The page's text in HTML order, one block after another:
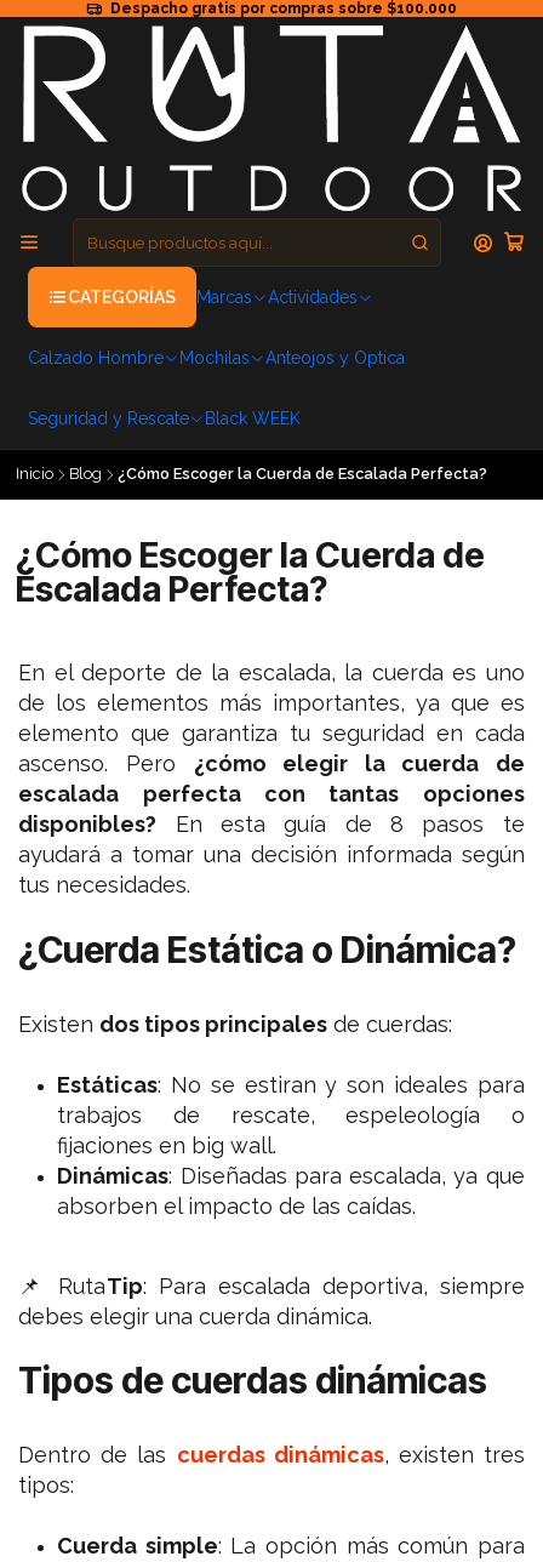
Despacho gratis por compras sobre $100.000
CATEGORÍAS Marcas Actividades
Calzado Hombre Mochilas Anteojos y Optica
Seguridad y Rescate Black WEEK
Inicio Blog ¿Cómo Escoger la Cuerda de Escalada Perfecta?
¿Cómo Escoger la Cuerda de
Escalada Perfecta?
En el deporte de la escalada, la cuerda es uno
de los elementos más importantes, ya que es
elemento que garantiza tu seguridad en cada
ascenso. Pero ¿cómo elegir la cuerda de
escalada perfecta con tantas opciones
disponibles? En esta guía de 8 pasos te
ayudará a tomar una decisión informada según
tus necesidades.
¿Cuerda Estática o Dinámica?
Existen dos tipos principales de cuerdas:
Estáticas: No se estiran y son ideales para
trabajos de rescate, espeleología o
fijaciones en big wall.
Dinámicas: Diseñadas para escalada, ya que
absorben el impacto de las caídas.
📌 RutaTip: Para escalada deportiva, siempre
debes elegir una cuerda dinámica.
Tipos de cuerdas dinámicas
Dentro de las cuerdas dinámicas, existen tres
tipos:
Cuerda simple: La opción más común para